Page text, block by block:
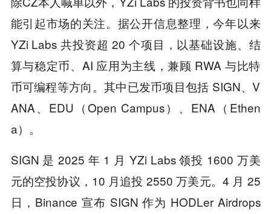
能引起市场的关注。据公开信息整理，今年以来
YZi Labs 共投资超 20 个项目，以基础设施、结
算与稳定币、AI 应用为主线，兼顾 RWA 与比特
币可编程等方向。其中已发币项目包括 SIGN、V
ANA、EDU（Open Campus）、ENA（Ethen
a）。
SIGN 是 2025 年 1 月 YZi Labs 领投 1600 万美
元的空投协议，10 月追投 2550 万美元。4 月 25
日，Binance 宣布 SIGN 作为 HODLer Airdrops